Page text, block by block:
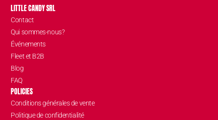
LITTLE CANDY SRL
Contact
Qui sommes-nous?
Événements
Fleet et B2B
Blog
FAQ
POLICIES
Conditions générales de vente
Politique de confidentialité